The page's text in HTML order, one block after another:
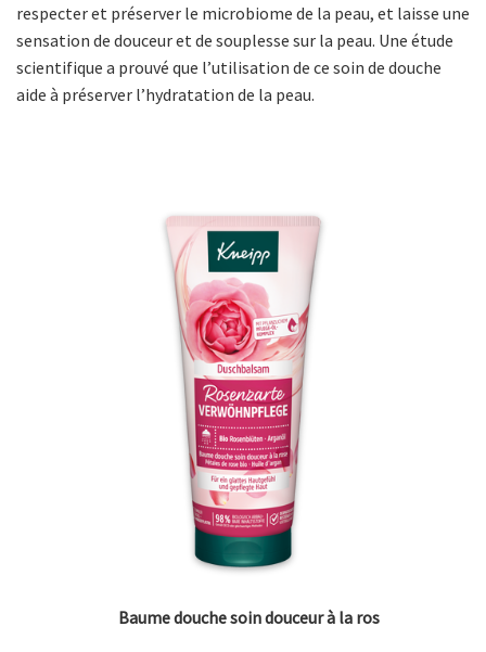
respecter et préserver le microbiome de la peau, et laisse une
sensation de douceur et de souplesse sur la peau. Une étude
scientifique a prouvé que l’utilisation de ce soin de douche
aide à préserver l’hydratation de la peau.
Baume douche soin douceur à la ros